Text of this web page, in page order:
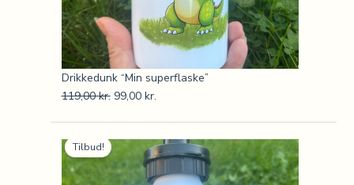
Drikkedunk “Min superflaske”
119,00kr. 99,00 kr.
Tilbud!
oprindelige
pris
aktuelle